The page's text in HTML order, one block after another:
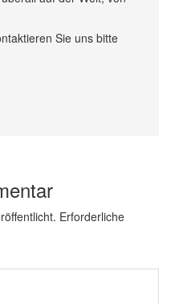
Sie uns bitte
Erforderliche